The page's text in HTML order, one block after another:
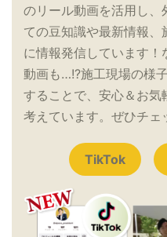
のリール動画を活用し、
ての豆知識や最新情報、
に情報発信しています
動画も…!?施工現場の様
することで、安心＆お気
考えています。ぜひチェ
TikTok